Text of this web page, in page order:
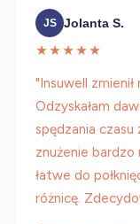
JS
Jolanta S.
★★★★★
"Insuwell
Odzyskałam
spędzania czasu
znużenie bardzo
łatwe do
różnicę.